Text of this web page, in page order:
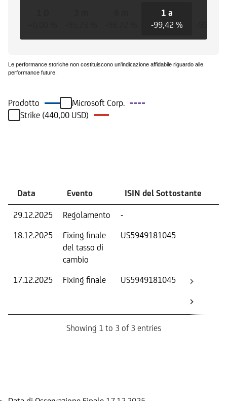
1 a
-99,42 %
Le performance storiche non costituiscono un'indicazione affidabile riguardo alle
performance future.
Prodotto
Microsoft Corp.
Strike (440,00 USD)
Data Evento ISIN del Sottostante
29.12.2025 Regolamento -
18.12.2025
Fixing finale
del tasso di
cambio
US5949181045
17.12.2025 Fixing finale US5949181045
Showing 1 to 3 of 3 entries